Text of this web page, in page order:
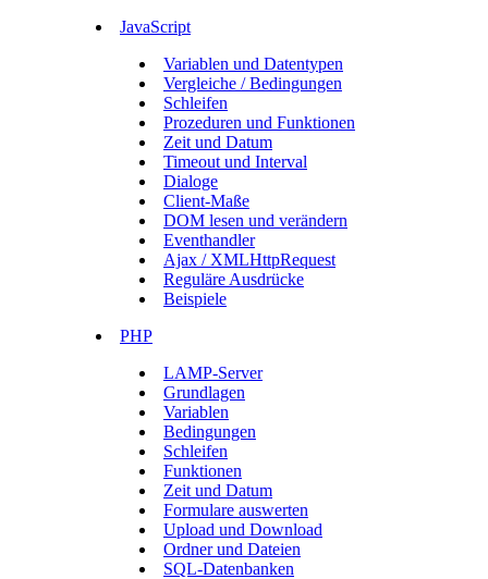
JavaScript
Variablen und Datentypen
Vergleiche / Bedingungen
Schleifen
Prozeduren und Funktionen
Zeit und Datum
Timeout und Interval
Dialoge
Client-Maße
DOM lesen und verändern
Eventhandler
Ajax / XMLHttpRequest
Reguläre Ausdrücke
Beispiele
PHP
LAMP-Server
Grundlagen
Variablen
Bedingungen
Schleifen
Funktionen
Zeit und Datum
Formulare auswerten
Upload und Download
Ordner und Dateien
SQL-Datenbanken